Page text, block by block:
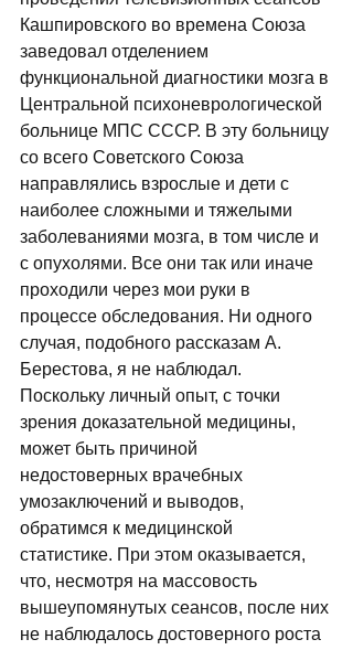
Кашпировского во времена Союза
заведовал отделением
функциональной диагностики мозга в
Центральной психоневрологической
больнице МПС СССР. В эту больницу
со всего Советского Союза
направлялись взрослые и дети с
наиболее сложными и тяжелыми
заболеваниями мозга, в том числе и
с опухолями. Все они так или иначе
проходили через мои руки в
процессе обследования. Ни одного
случая, подобного рассказам А.
Берестова, я не наблюдал.
Поскольку личный опыт, с точки
зрения доказательной медицины,
может быть причиной
недостоверных врачебных
умозаключений и выводов,
обратимся к медицинской
статистике. При этом оказывается,
что, несмотря на массовость
вышеупомянутых сеансов, после них
не наблюдалось достоверного роста